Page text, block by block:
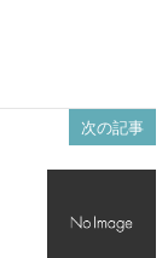
次の記事